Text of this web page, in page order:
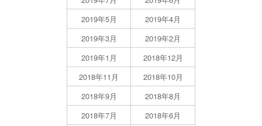
2019年5月
2019年4月
2019年3月
2019年2月
2019年1月
2018年12月
2018年11月
2018年10月
2018年9月
2018年8月
2018年7月
2018年6月